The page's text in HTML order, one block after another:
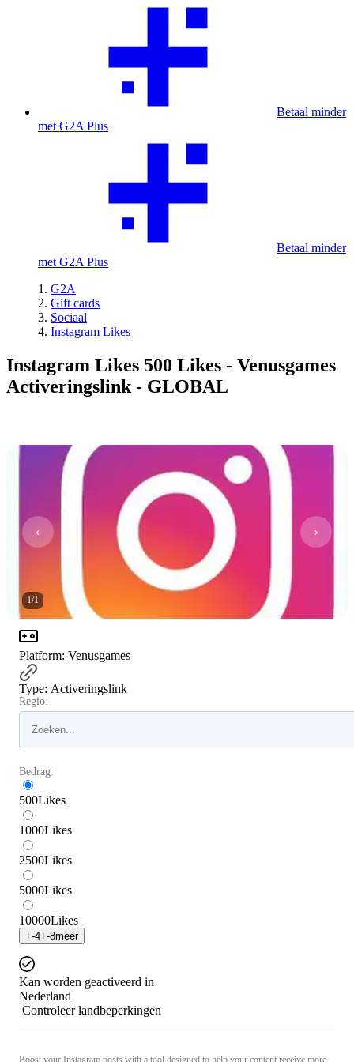
Betaal minder
met G2A Plus
Betaal minder
met G2A Plus
G2A
Gift cards
Sociaal
Instagram Likes
Instagram Likes 500 Likes - Venusgames
Activeringslink - GLOBAL
1/1
Platform: Venusgames
Type: Activeringslink
Regio:
Bedrag:
500Likes
1000Likes
2500Likes
5000Likes
10000Likes
+-4+-8meer
Kan worden geactiveerd in
Nederland
Controleer landbeperkingen
Boost your Instagram posts with a tool designed to help your content receive more